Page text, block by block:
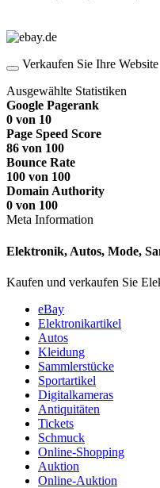
Verkaufen Sie Ihre Website
Ausgewählte Statistiken
Google Pagerank
0 von 10
Page Speed Score
86 von 100
Bounce Rate
100 von 100
Domain Authority
0 von 100
Meta Information
Elektronik, Autos, Mode,
Kaufen und verkaufen Sie
eBay
Elektronikartikel
Autos
Kleidung
Sammlerstücke
Sportartikel
Digitalkameras
Antiquitäten
Tickets
Schmuck
Online-Shopping
Auktion
Online-Auktion